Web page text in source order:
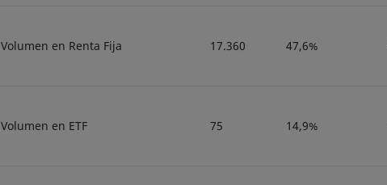
Volumen en Renta Fija 17.360 47,6%
Volumen en ETF 75 14,9%